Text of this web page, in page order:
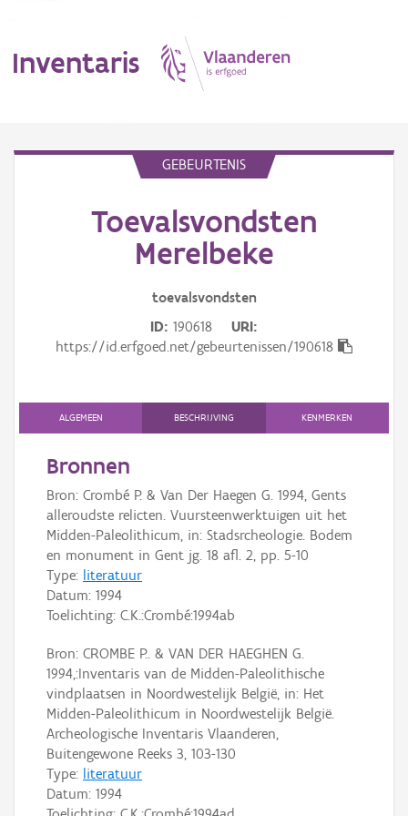
Inventaris
Persoon of collectief
Downloads
Hergebruik
Aanmelden
GEBEURTENIS
Toevalsvondsten
Merelbeke
toevalsvondsten
ID 190618
URI
https://id.erfgoed.net/gebeurtenissen/190618
ALGEMEEN BESCHRIJVING KENMERKEN
Bronnen
Bron: Crombé P. & Van Der Haegen G. 1994, Gents
alleroudste relicten. Vuursteenwerktuigen uit het
Midden-Paleolithicum, in: Stadsrcheologie. Bodem
en monument in Gent jg. 18 afl. 2, pp. 5-10
Type: literatuur
Datum: 1994
Toelichting: C.K.:Crombé:1994ab
Bron: CROMBE P.. & VAN DER HAEGHEN G.
1994,:Inventaris van de Midden-Paleolithische
vindplaatsen in Noordwestelijk België, in: Het
Midden-Paleolithicum in Noordwestelijk België.
Archeologische Inventaris Vlaanderen,
Buitengewone Reeks 3, 103-130
Type: literatuur
Datum: 1994